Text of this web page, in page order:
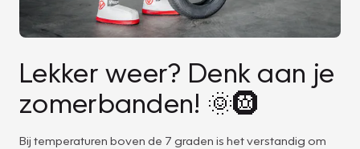
Lekker weer? Denk aan je
zomerbanden! 🌞🛞
Bij temperaturen boven de 7 graden is het verstandig om